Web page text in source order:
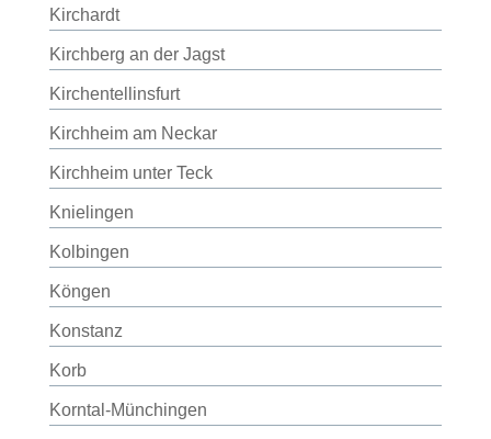
Kirchardt
Kirchberg an der Jagst
Kirchentellinsfurt
Kirchheim am Neckar
Kirchheim unter Teck
Knielingen
Kolbingen
Köngen
Konstanz
Korb
Korntal-Münchingen